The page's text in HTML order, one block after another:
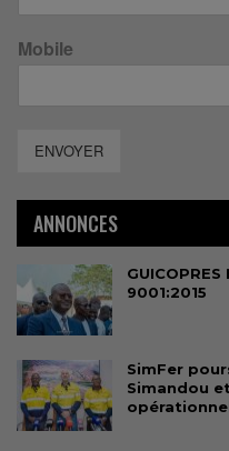
Mobile
ENVOYER
ANNONCES
9001:2015
SimFer
Simandou